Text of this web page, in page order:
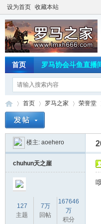
设为首页 收藏本站
首页 罗马协会斗鱼直播
»
首页
›
罗马之家 荣誉堂
›
楼主: aoehero
chuhun天之崖
127
主题
7万
回帖
167646
万
积分